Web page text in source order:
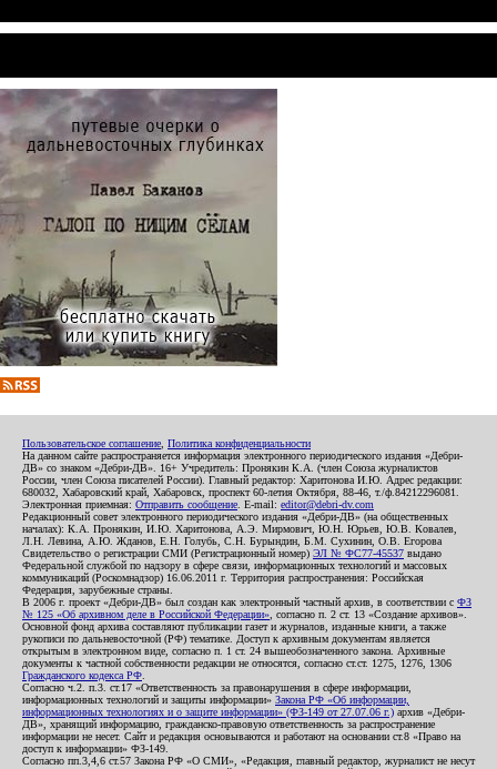
Пользовательское соглашение Политика конфиденциальности
На данном сайте распространяется информация электронного периодического издания «Дебри-
ДВ» со знаком «Дебри-ДВ». 16+ Учредитель: Пронякин К.А. (член Союза журналистов
России, член Союза писателей России). Главный редактор: Харитонова И.Ю. Адрес редакции:
680032, Хабаровский край, Хабаровск, проспект 60-летия Октября, 88-46, т./ф.84212296081.
Электронная приемная: Отправить сообщение . E-mail: editor@debri-dv.com
Редакционный совет электронного периодического издания «Дебри-ДВ» (на общественных
началах): К.А. Пронякин, И.Ю. Харитонова, А.Э. Мирмович, Ю.Н. Юрьев, Ю.В. Ковалев,
Л.Н. Левина, А.Ю. Жданов, Е.Н. Голубь, С.Н. Бурындин, Б.М. Сухинин, О.В. Егорова
Свидетельство о регистрации СМИ (Регистрационный номер) ЭЛ № ФС77-45537 выдано
Федеральной службой по надзору в сфере связи, информационных технологий и массовых
коммуникаций (Роскомнадзор) 16.06.2011 г. Территория распространения: Российская
Федерация, зарубежные страны.
В 2006 г. проект «Дебри-ДВ» был создан как электронный частный архив, в соответствии с ФЗ
№ 125 «Об архивном деле в Российской Федерации» , согласно п. 2 ст. 13 «Создание архивов».
Основной фонд архива составляют публикации газет и журналов, изданные книги, а также
рукописи по дальневосточной (РФ) тематике. Доступ к архивным документам является
открытым в электронном виде, согласно п. 1 ст. 24 вышеобозначенного закона. Архивные
документы к частной собственности редакции не относятся, согласно ст.ст. 1275, 1276, 1306
Гражданского кодекса РФ
Согласно ч.2. п.3. ст.17 «Ответственность за правонарушения в сфере информации,
информационных технологий и защиты информации» Закона РФ «Об информации,
информационных технологиях и о защите информации» (ФЗ-149 от 27.07.06 г.) архив «Дебри-
ДВ», хранящий информацию, гражданско-правовую ответственность за распространение
информации не несет. Сайт и редакция основываются и работают на основании ст.8 «Право на
доступ к информации» ФЗ-149.
Согласно пп.3,4,6 ст.57 Закона РФ «О СМИ», «Редакция, главный редактор, журналист не несут